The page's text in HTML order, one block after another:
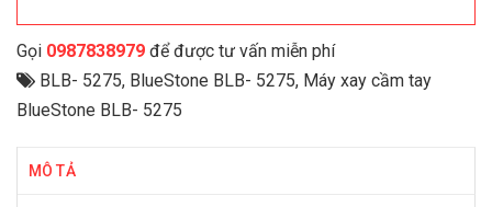
Gọi 0987838979 để được tư vấn miễn phí
BLB- 5275, BlueStone BLB- 5275, Máy xay cầm tay
BlueStone BLB- 5275
MÔ TẢ